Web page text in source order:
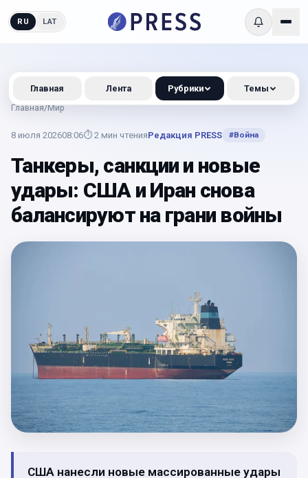
RU LAT
Главная/Мир
8 июля 202608:06⏱ 2 мин чтенияРедакция PRESS #Война
Танкеры, санкции и новые
удары: США и Иран снова
балансируют на грани войны
США нанесли новые массированные удары
Главная Лента Рубрики Темы